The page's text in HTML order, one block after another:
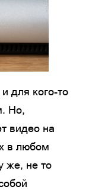
для кого-то
Но,
видео на
в любом
же, не то